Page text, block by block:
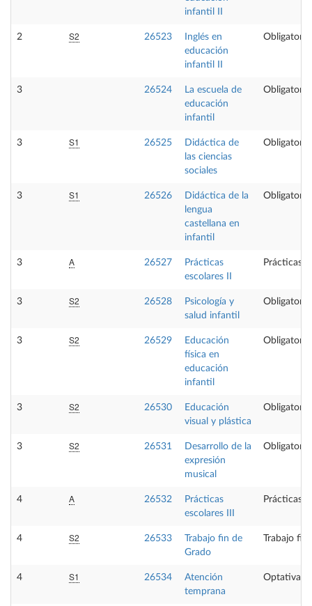
infantil II
2 S2 26523
Inglés en
educación
infantil II
Obligatoria
3 26524
La escuela de
educación
infantil
Obligatoria
3 S1 26525
Didáctica de
las ciencias
sociales
Obligatoria
3 S1 26526
Didáctica de la
lengua
castellana en
infantil
Obligatoria
3 A 26527
Prácticas
escolares II
Prácticas
3 S2 26528
Psicología y
salud infantil
Obligatoria
3 S2 26529
Educación
física en
educación
infantil
Obligatoria
3 S2 26530
Educación
visual y plástica
Obligatoria
3 S2 26531
Desarrollo de la
expresión
musical
Obligatoria
4 A 26532
Prácticas
escolares III
Prácticas
4 S2 26533
Trabajo fin de
Grado
Trabajo fin
4 S1 26534
Atención
temprana
Optativa